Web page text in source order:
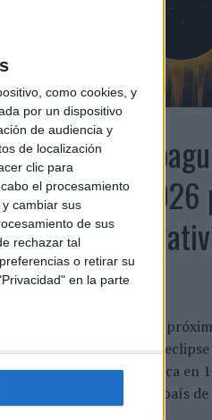
como cookies, y
por un dispositivo
de audiencia y
de localización
clic para
el procesamiento
cambiar sus
de sus
rechazar tal
o retirar su
en la parte
07/08/2026
Cuando se
eclipse de 2026
prueba la
marcas
Por Alessandro Orrù El
España vivirá el primer
desde la península ibérica en
totalidad atravesará el país